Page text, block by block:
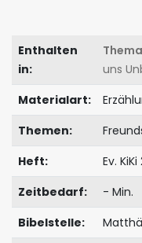
Enthalten
in:
Thema
uns
Materialart:
Themen:
Heft:
Ev.
Zeitbedarf:
- Min.
Bibelstelle: